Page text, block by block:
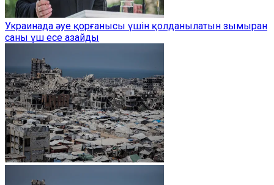
Украинада әуе қорғанысы үшін қолданылатын зымыран
саны үш есе азайды